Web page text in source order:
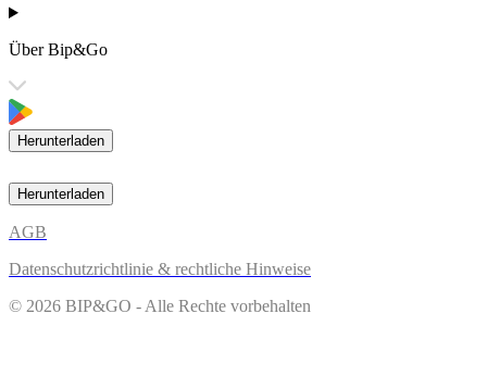
Über Bip&Go
Herunterladen
Herunterladen
AGB
Datenschutzrichtlinie & rechtliche Hinweise
© 2026 BIP&GO - Alle Rechte vorbehalten